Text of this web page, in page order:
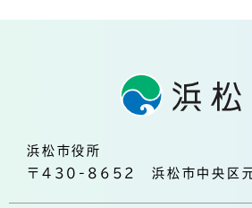
浜松市役所
〒430-8652 浜松市中央区